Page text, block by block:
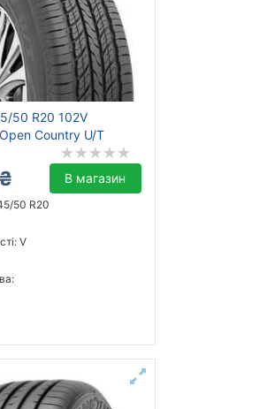
50 R20 102V
Country U/T
В магазин
50 R20
V